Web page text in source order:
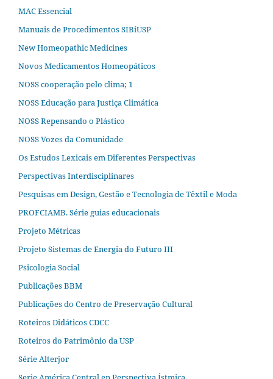
MAC Essencial
Manuais de Procedimentos SIBiUSP
New Homeopathic Medicines
Novos Medicamentos Homeopáticos
NOSS cooperação pelo clima; 1
NOSS Educação para Justiça Climática
NOSS Repensando o Plástico
NOSS Vozes da Comunidade
Os Estudos Lexicais em Diferentes Perspectivas
Perspectivas Interdisciplinares
Pesquisas em Design, Gestão e Tecnologia de Têxtil e Moda
PROFCIAMB. Série guias educacionais
Projeto Métricas
Projeto Sistemas de Energia do Futuro III
Psicologia Social
Publicações BBM
Publicações do Centro de Preservação Cultural
Roteiros Didáticos CDCC
Roteiros do Patrimônio da USP
Série Alterjor